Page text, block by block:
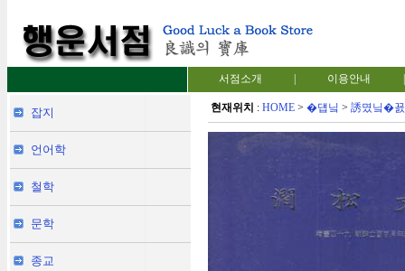
서점소개 이용안내
잡지
언어학
철학
문학
종교
현재위치 : HOME> �덉닠 > 誘몄닠�